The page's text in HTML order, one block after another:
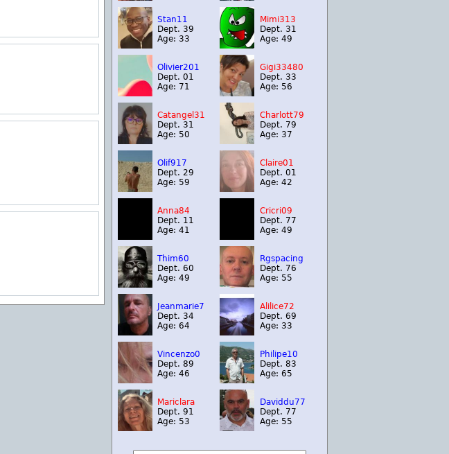
Stan11
Dept. 39
Age: 33
Mimi313
Dept. 31
Age: 49
Olivier201
Dept. 01
Age: 71
Gigi33480
Dept. 33
Age: 56
Catangel31
Dept. 31
Age: 50
Charlott79
Dept. 79
Age: 37
Olif917
Dept. 29
Age: 59
Claire01
Dept. 01
Age: 42
Anna84
Dept. 11
Age: 41
Cricri09
Dept. 77
Age: 49
Thim60
Dept. 60
Age: 49
Rgspacing
Dept. 76
Age: 55
Jeanmarie7
Dept. 34
Age: 64
Alilice72
Dept. 69
Age: 33
Vincenzo0
Dept. 89
Age: 46
Philipe10
Dept. 83
Age: 65
Mariclara
Dept. 91
Age: 53
Daviddu77
Dept. 77
Age: 55